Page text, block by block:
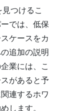
つけるこ
では、低保
ケースをカ
追加の説明
業には、こ
があると予
連するホワ
します。